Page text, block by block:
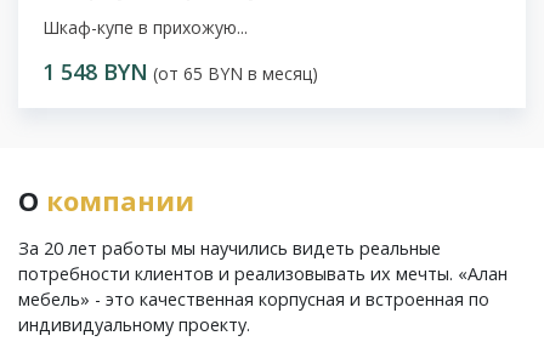
Шкаф-купе в прихожую...
1 548 BYN (от 65 BYN в месяц)
О компании
За 20 лет работы мы научились видеть реальные
потребности клиентов и реализовывать их мечты. «Алан
мебель» - это качественная корпусная и встроенная по
индивидуальному проекту.